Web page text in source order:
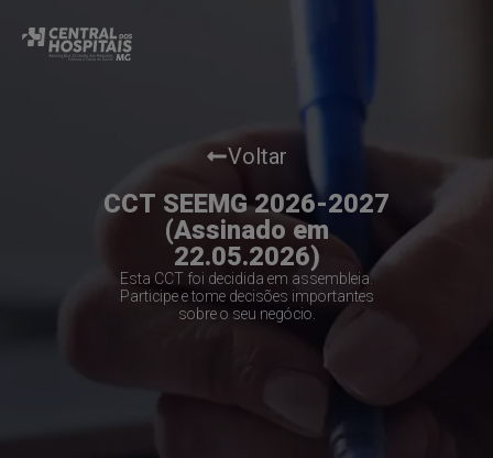
Voltar
CCT SEEMG 2026-2027
(Assinado em
22.05.2026)
Esta CCT foi decidida em assembleia.
Participe e tome decisões importantes
sobre o seu negócio.